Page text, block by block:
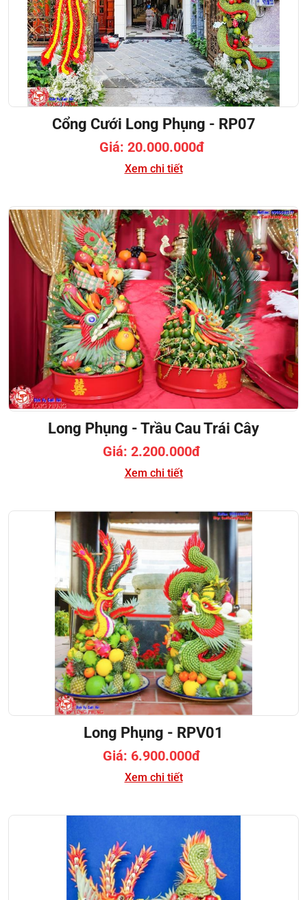
Cổng Cưới Long Phụng - RP07
Giá: 20.000.000đ
Xem chi tiết
Long Phụng - Trầu Cau Trái Cây
Giá: 2.200.000đ
Xem chi tiết
Long Phụng - RPV01
Giá: 6.900.000đ
Xem chi tiết